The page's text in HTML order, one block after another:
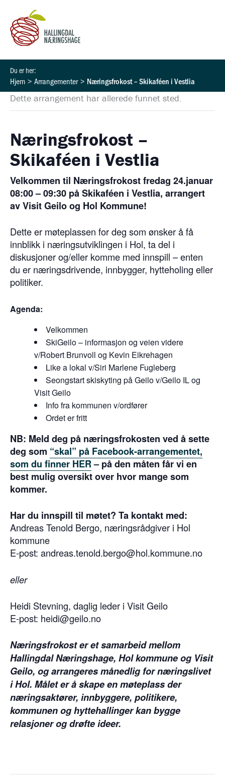
innholdet
Hjem Arrangementer Næringsfrokost – Skikaféen i Vestlia
Dette arrangement har allerede funnet sted.
Næringsfrokost –
Skikaféen i Vestlia
Velkommen til Næringsfrokost fredag 24.januar
08:00 – 09:30 på Skikaféen i Vestlia, arrangert
av Visit Geilo og Hol Kommune!
Dette er møteplassen for deg som ønsker å få
innblikk i næringsutviklingen i Hol, ta del i
diskusjoner og/eller komme med innspill – enten
du er næringsdrivende, innbygger, hytteholing eller
politiker.
Agenda:
Velkommen
SkiGeilo – informasjon og veien videre
v/Robert Brunvoll og Kevin Eikrehagen
Like a lokal v/Siri Marlene Fugleberg
Seongstart skiskyting på Geilo v/Geilo IL og
Visit Geilo
Info fra kommunen v/ordfører
Ordet er fritt
NB: Meld deg på næringsfrokosten ved å sette
deg som “skal” på Facebook-arrangementet,
som du finner HER– på den måten får vi en
best mulig oversikt over hvor mange som
kommer.
Har du innspill til møtet? Ta kontakt med:
Andreas Tenold Bergo, næringsrådgiver i Hol
kommune
E-post: andreas.tenold.bergo@hol.kommune.no
eller
Heidi Stevning, daglig leder i Visit Geilo
E-post: heidi@geilo.no
Næringsfrokost er et samarbeid mellom
Hallingdal Næringshage, Hol kommune og Visit
Geilo, og arrangeres månedlig for næringslivet
i Hol. Målet er å skape en møteplass der
næringsaktører, innbyggere, politikere,
kommunen og hyttehallinger kan bygge
relasjoner og drøfte ideer.